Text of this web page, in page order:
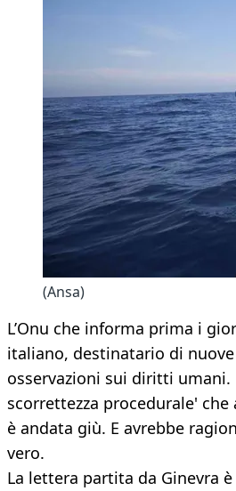
(Ansa)
L’Onu che informa prima i
italiano, destinatario di
osservazioni sui diritti umani.
scorrettezza procedurale'
è andata giù. E avrebbe
vero.
La lettera partita da Ginevra